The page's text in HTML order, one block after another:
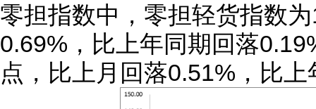
零担指数中，零担轻货指数
0.69%，比上年同期回落
点，比上月回落0.51%，比